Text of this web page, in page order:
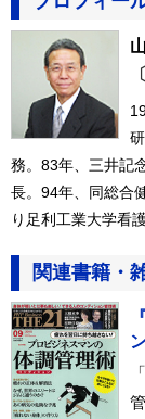
務。83年、三井記
長。94年、同総合
り足利工業大学看
関連書籍・